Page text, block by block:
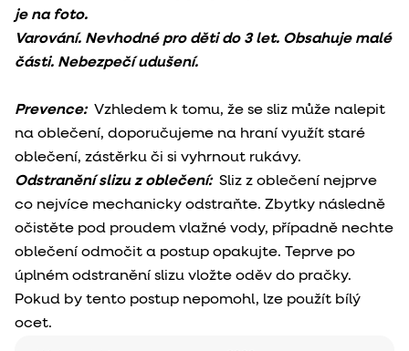
je na foto.
Varování. Nevhodné pro děti do 3 let. Obsahuje malé
části. Nebezpečí udušení.
Prevence:Vzhledem k tomu, že se sliz může nalepit
na oblečení, doporučujeme na hraní využít staré
oblečení, zástěrku či si vyhrnout rukávy.
Odstranění slizu z oblečení: Sliz z oblečení nejprve
co nejvíce mechanicky odstraňte. Zbytky následně
očistěte pod proudem vlažné vody, případně nechte
oblečení odmočit a postup opakujte. Teprve po
úplném odstranění slizu vložte oděv do pračky.
Pokud by tento postup nepomohl, lze použít bílý
ocet.